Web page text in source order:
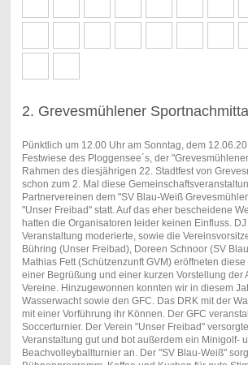
2. Grevesmühlener
Pünktlich um 12.00 Uhr am Sonntag, dem
Festwiese des Ploggensee´s, der
Rahmen des diesjährigen 22. Stadtfest von
schon zum 2. Mal diese
Partnervereinen dem "SV Blau-Weiß
"Unser Freibad" statt. Auf das eher bescheidene
hatten die Organisatoren leider keinen Einfluss.
Veranstaltung moderierte, sowie die
Bühring (Unser Freibad), Doreen Schnoor (SV
Mathias Fett (Schützenzunft GVM) eröffneten
einer Begrüßung und einer kurzen Vorstellung der
Vereine. Hinzugewonnen konnten wir in diesem
Wasserwacht sowie den GFC. Das DRK mit der
mit einer Vorführung ihr Können. Der GFC
Soccerturnier. Der Verein "Unser Freibad"
Veranstaltung gut und bot außerdem ein Minigolf-
Beachvolleyballturnier an. Der "SV Blau-Weiß"